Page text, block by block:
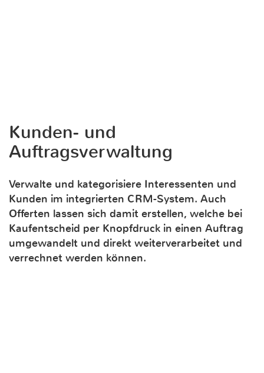
Kunden- und
Auftragsverwaltung
Verwalte und kategorisiere Interessenten und
Kunden im integrierten CRM-System. Auch
Offerten lassen sich damit erstellen, welche bei
Kaufentscheid per Knopfdruck in einen Auftrag
umgewandelt und direkt weiterverarbeitet und
verrechnet werden können.